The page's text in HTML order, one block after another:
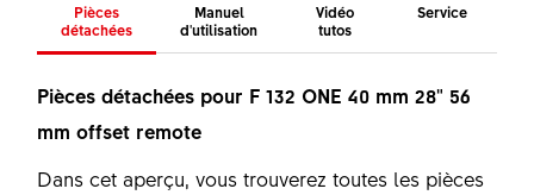
Pièces
détachées
Manuel
d'utilisation
Vidéo
tutos
Service
Pièces détachées pour F 132 ONE 40 mm 28" 56
mm offset remote
Dans cet aperçu, vous trouverez toutes les pièces